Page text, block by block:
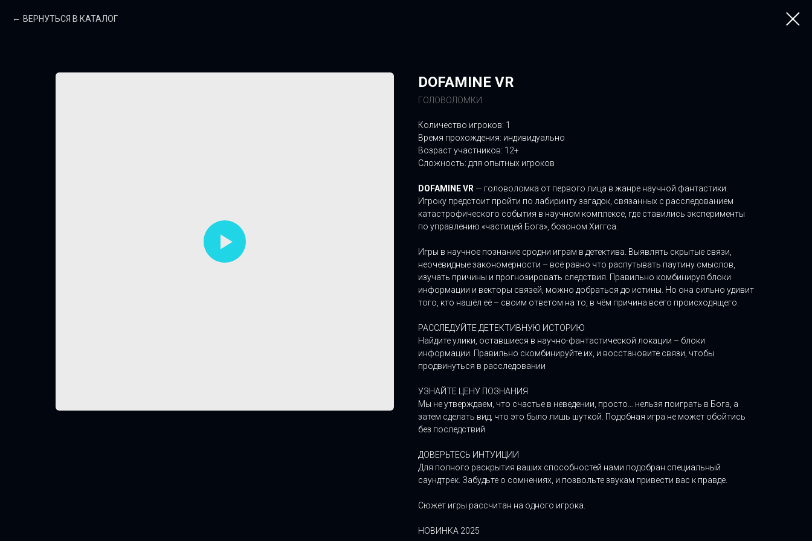
ВЕРНУТЬСЯ В КАТАЛОГ
DOFAMINE VR
ГОЛОВОЛОМКИ
Количество игроков: 1
Время прохождения: индивидуально
Возраст участников: 12+
Сложность: для опытных игроков
DOFAMINE VR — головоломка от первого лица в жанре научной фантастики.
Игроку предстоит пройти по лабиринту загадок, связанных с расследованием
катастрофического события в научном комплексе, где ставились эксперименты
по управлению «частицей Бога», бозоном Хиггса.
Игры в научное познание сродни играм в детектива. Выявлять скрытые связи,
неочевидные закономерности – всё равно что распутывать паутину смыслов,
изучать причины и прогнозировать следствия. Правильно комбинируя блоки
информации и векторы связей, можно добраться до истины. Но она сильно удивит
того, кто нашёл её – своим ответом на то, в чём причина всего происходящего.
РАССЛЕДУЙТЕ ДЕТЕКТИВНУЮ ИСТОРИЮ
Найдите улики, оставшиеся в научно-фантастической локации – блоки
информации. Правильно скомбинируйте их, и восстановите связи, чтобы
продвинуться в расследовании
УЗНАЙТЕ ЦЕНУ ПОЗНАНИЯ
Мы не утверждаем, что счастье в неведении, просто… нельзя поиграть в Бога, а
затем сделать вид, что это было лишь шуткой. Подобная игра не может обойтись
без последствий
ДОВЕРЬТЕСЬ ИНТУИЦИИ
Для полного раскрытия ваших способностей нами подобран специальный
саундтрек. Забудьте о сомнениях, и позвольте звукам привести вас к правде.
Сюжет игры рассчитан на одного игрока.
НОВИНКА 2025